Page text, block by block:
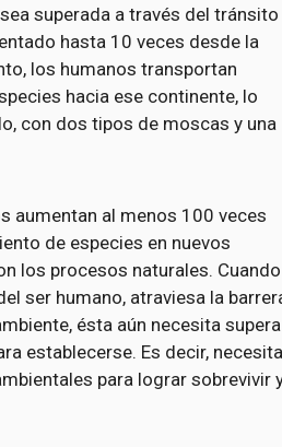
superada a través del tránsito
hasta 10 veces desde la
los humanos transportan
hacia ese continente, lo
con dos tipos de moscas y una
aumentan al menos 100 veces
de especies en nuevos
los procesos naturales. Cuando
ser humano, atraviesa la
ésta aún necesita
establecerse. Es decir,
para lograr sobrevivir